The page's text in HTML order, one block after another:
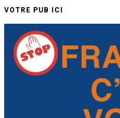
VOTRE PUB ICI